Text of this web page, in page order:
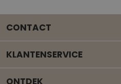
CONTACT
KLANTENSERVICE
ONTDEK